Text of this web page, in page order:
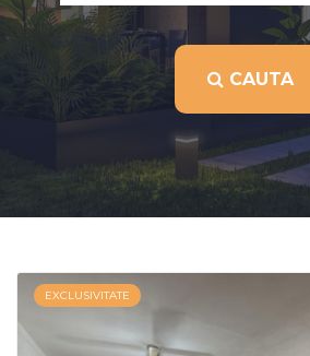
CAUTA
EXCLUSIVITATE